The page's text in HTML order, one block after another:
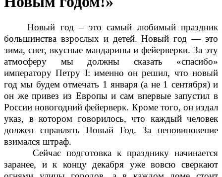
Новый год – это самый любимый праздник
большинства взрослых и детей. Новый год — это
зима, снег, вкусные мандарины и фейерверки. За эту
атмосферу мы должны сказать «спасибо»
императору Петру I: именно он решил, что новый
год мы будем отмечать 1 января (а не 1 сентября) и
он же привез из Европы и сам впервые запустил в
России новогодний фейерверк. Кроме того, он издал
указ, в котором говорилось, что каждый человек
должен справлять Новый Год. За неповиновение
взимался штраф.
Сейчас подготовка к празднику начинается
заранее, и к концу декабря уже вовсю сверкают